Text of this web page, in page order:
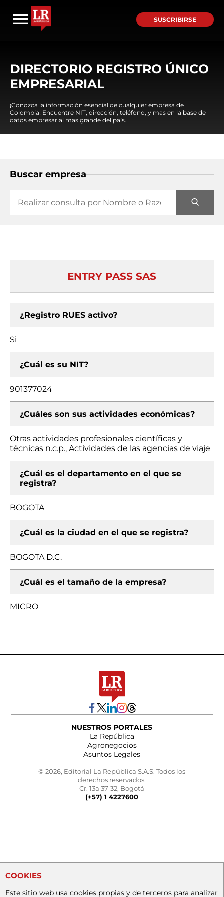
SUSCRIBIRSE
DIRECTORIO REGISTRO ÚNICO
EMPRESARIAL
¡Conozca la información esencial de cualquier empresa de
Colombia! Encuentre NIT, dirección, teléfono, y mas en la base de
datos empresarial mas grande del país.
Buscar empresa
ENTRY PASS SAS
¿Registro RUES activo?
Si
¿Cuál es su NIT?
901377024
¿Cuáles son sus actividades económicas?
Otras actividades profesionales científicas y
técnicas n.c.p., Actividades de las agencias de viaje
¿Cuál es el departamento en el que se
registra?
BOGOTA
¿Cuál es la ciudad en el que se registra?
BOGOTA D.C.
¿Cuál es el tamaño de la empresa?
MICRO
NUESTROS PORTALES
La República
Agronegocios
Asuntos Legales
© 2026, Editorial La República S.A.S. Todos los
derechos reservados.
Cr. 13a 37-32, Bogotá
(+57) 1 4227600
COOKIES
Este sitio web usa cookies propias y de terceros para analizar